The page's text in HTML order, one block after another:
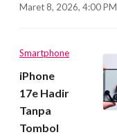
Maret 8, 2026, 4:00 PM
Smartphone
iPhone
17e Hadir
Tanpa
Tombol